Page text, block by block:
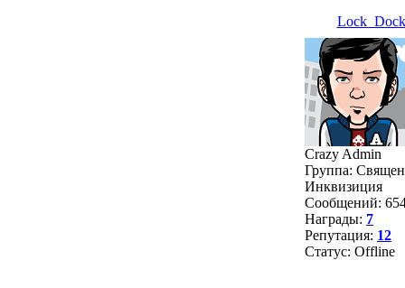
Lock_Dock
Crazy Admin
Группа:
Инквизиция
Сообщений:
Награды: 7
Репутация: 12
Статус: Offline